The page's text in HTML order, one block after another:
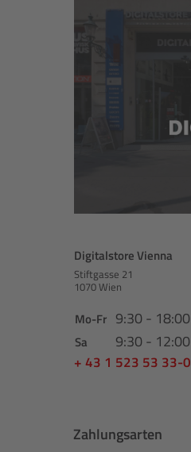
Digitalstore Vienna
Stiftgasse 21
1070 Wien
Mo-Fr 9:30 - 18:00
Sa 9:30 - 12:00
+ 43 1 523 53 33-0
Zahlungsarten